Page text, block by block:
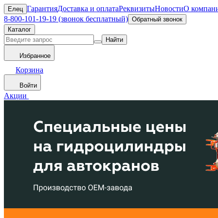
Елец ГарантияДоставка и оплатаРеквизитыНовостиО
8-800-101-19-19 (звонок бесплатный) Обратный звонок
Каталог
Найти
Избранное
Корзина
Войти
Акции